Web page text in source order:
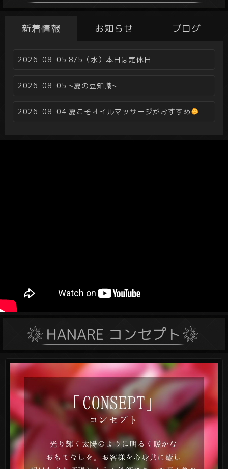
新着情報 お知らせ ブログ
2026-08-05 8/5（水）本日は定休日
2026-08-05 ~夏の豆知識~
2026-08-04 夏こそオイルマッサージがおすすめ